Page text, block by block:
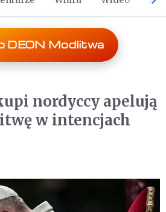
DEON Modlitwa
nordyccy apelują
w intencjach